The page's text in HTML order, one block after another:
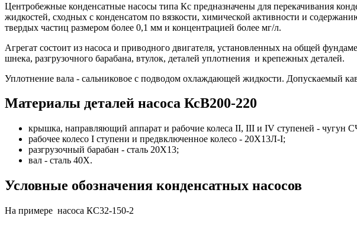
Центробежные конденсатные насосы типа Кс предназначены для перекачивания
жидкостей, сходных с конденсатом по вязкости, химической активности и
твердых частиц размером более 0,1 мм и концентрацией более мг/л.
Агрегат состоит из насоса и приводного двигателя, установленных на общей
шнека, разгрузочного барабана, втулок, деталей уплотнения и крепежных деталей.
Уплотнение вала - сальниковое с подводом охлаждающей жидкости. Допускаемый
Материалы деталей насоса КсВ200-220
крышка, направляющий аппарат и рабочие колеса II, III и IV ступеней - чугун
рабочее колесо I ступени и предвключенное колесо - 20Х13Л-I;
разгрузочный барабан - сталь 20Х13;
вал - сталь 40Х.
Условные обозначения конденсатных насосов
На примере насоса КС32-150-2